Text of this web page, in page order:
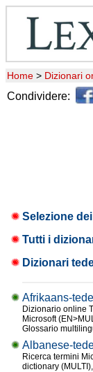
Home > Dizionari
Condividere:
Selezione
Tutti i
Dizionari
Afrikaans-
Dizionario online
Microsoft
Glossario
Albanese-
Ricerca termini
dictionary